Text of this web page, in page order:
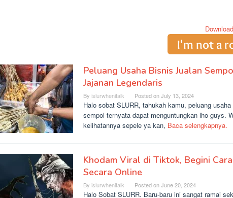
Peluang Usaha Bisnis Jualan
Jajanan Legendaris
By islurwhenitalk Posted onJuly 13, 2024
Halo sobat SLURR, tahukah kamu, peluang
sempol ternyata dapat menguntungkan lho guys.
kelihatannya sepele ya kan, Baca selengkapnya.
Khodam Viral di Tiktok, Begini
Secara Online
By islurwhenitalk Posted onJune 20, 2024
Halo Sobat SLURR. Baru-baru ini sangat ramai